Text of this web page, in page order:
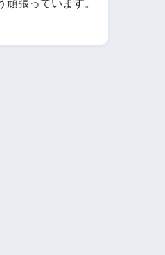
張っています。